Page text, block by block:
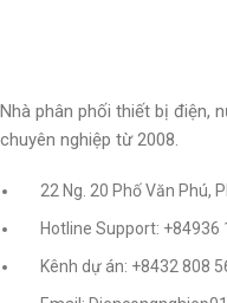
Nhà phân phối thiết bị điện,
chuyên nghiệp từ 2008.
22 Ng. 20 Phố Văn Phú,
Hotline Support: +84936
Kênh dự án: +8432 808